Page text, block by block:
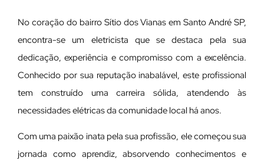
No coração do bairro Sítio dos Vianas em Santo André SP,
encontra-se um eletricista que se destaca pela sua
dedicação, experiência e compromisso com a excelência.
Conhecido por sua reputação inabalável, este profissional
tem construído uma carreira sólida, atendendo às
necessidades elétricas da comunidade local há anos.
Com uma paixão inata pela sua profissão, ele começou sua
jornada como aprendiz, absorvendo conhecimentos e